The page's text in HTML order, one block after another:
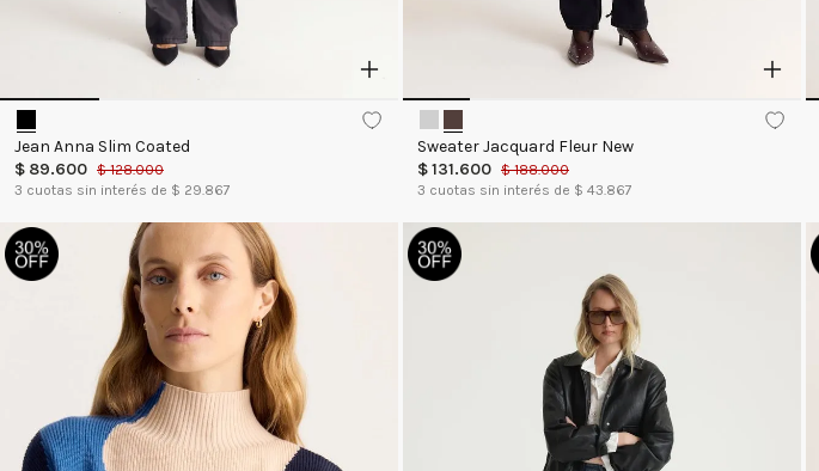
Jean Anna Slim Coated
$ 89.600 $ 128.000
3 cuotas sin interés de $ 29.867
Sweater Jacquard Fleur New
$131.600 $ 188.000
3 cuotas sin interés de $ 43.867